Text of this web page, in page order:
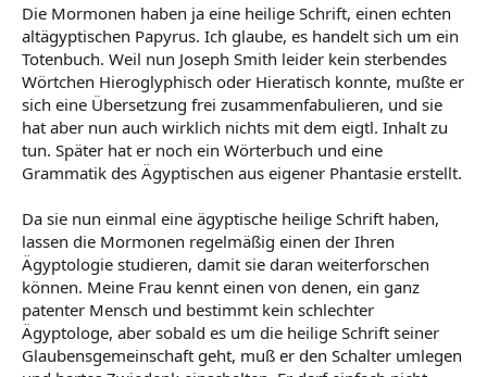
Die Mormonen haben ja eine heilige Schrift, einen echten
altägyptischen Papyrus. Ich glaube, es handelt sich um ein
Totenbuch. Weil nun Joseph Smith leider kein sterbendes
Wörtchen Hieroglyphisch oder Hieratisch konnte, mußte er
sich eine Übersetzung frei zusammenfabulieren, und sie
hat aber nun auch wirklich nichts mit dem eigtl. Inhalt zu
tun. Später hat er noch ein Wörterbuch und eine
Grammatik des Ägyptischen aus eigener Phantasie erstellt.
Da sie nun einmal eine ägyptische heilige Schrift haben,
lassen die Mormonen regelmäßig einen der Ihren
Ägyptologie studieren, damit sie daran weiterforschen
können. Meine Frau kennt einen von denen, ein ganz
patenter Mensch und bestimmt kein schlechter
Ägyptologe, aber sobald es um die heilige Schrift seiner
Glaubensgemeinschaft geht, muß er den Schalter umlegen